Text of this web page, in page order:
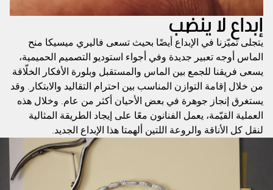
إبداع لا ينضب
يتجلى تميّزنا في الإبداع أيضًا بحيث تسعى فاليري ميسيكا منح
الماس أوجه تعبير جديدة وفي أجواء استوديو التصميم الحميمية،
يسعى فريقنا للجمع بين الماس والمستقبل وبلورة الأفكار الخلّاقة
من خلال إقامة التوازن المناسب بين احترام التقاليد والابتكار. وقد
يستغرق إنجاز جوهرة في بعض الأحيان أكثر من عام. وخلال هذه
العملية القيّمة، يعمل الفنانون معًا على إيجاد الطريقة المثالية
لنقل كل الأناقة والروعة اللتين ألهمتا هذا الإبداع الجديد.